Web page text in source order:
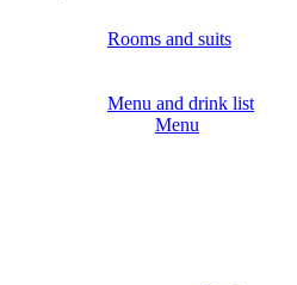
Rooms and suits
Menu and drink list
Menu